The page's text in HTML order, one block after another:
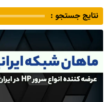
نتایج جستجو :